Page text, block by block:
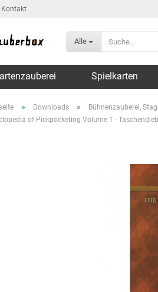
Kontakt
Alle
Spielkarten
» Downloads » Bühnenzauberei,
of Pickpocketing Volume 1 -